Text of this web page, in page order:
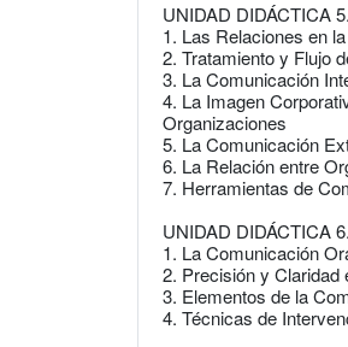
UNIDAD DIDÁCTICA
1. Las Relaciones en
2. Tratamiento y Flujo
3. La Comunicación
4. La Imagen
Organizaciones
5. La Comunicación
6. La Relación entre
7. Herramientas de
UNIDAD DIDÁCTICA
1. La Comunicación
2. Precisión y Claridad
3. Elementos de la
4. Técnicas de